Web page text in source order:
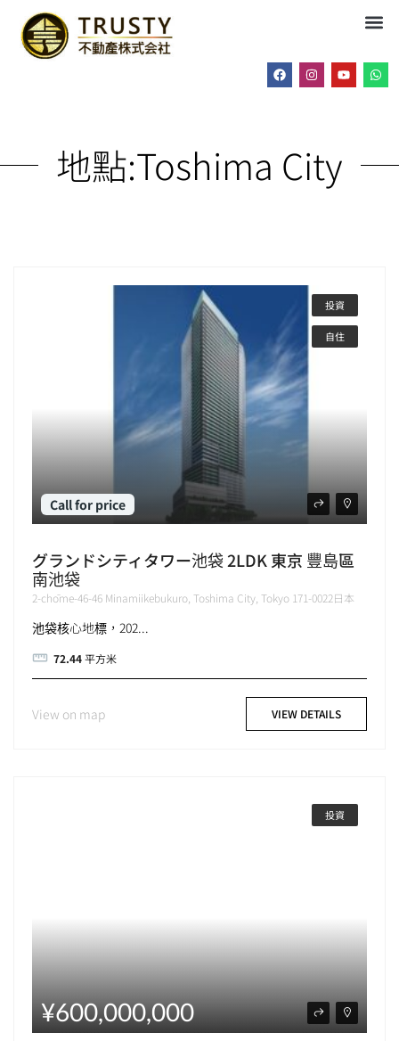
地點:Toshima City
投資
自住
Call for price
グランドシティタワー池袋 2LDK 東京 豐島區
南池袋
2-chōme-46-46 Minamiikebukuro, Toshima City, Tokyo 171-0022日本
池袋核心地標，202...
72.44平方米
View on map VIEW DETAILS
投資
¥600,000,000